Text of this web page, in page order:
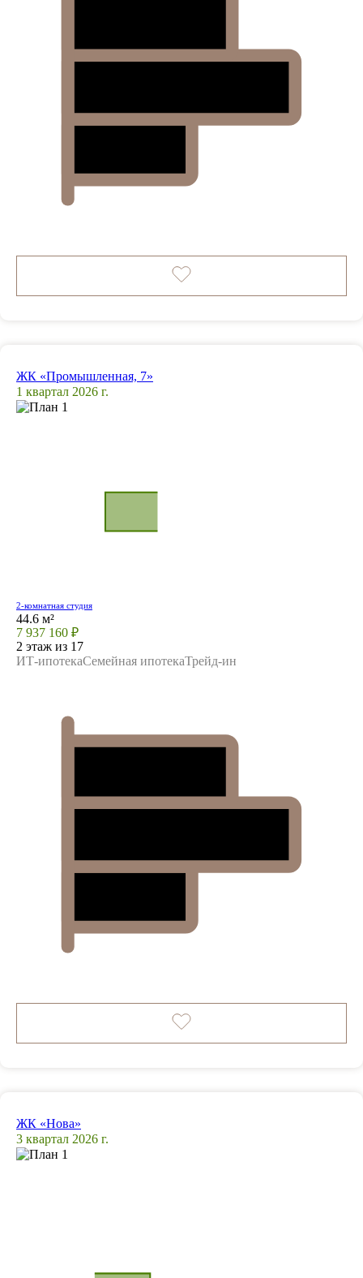
ЖК «Промышленная, 7»
1 квартал 2026 г.
2-комнатная студия
44.6 м²
7 937 160 ₽
2 этаж из 17
ИТ-ипотекаСемейная ипотекаТрейд-ин
ЖК «Нова»
3 квартал 2026 г.